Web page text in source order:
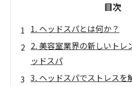
目次
1. ヘッドスパとは何か？
2. 美容室業界の新しいトレ
ッドスパ
3. ヘッドスパでストレスを